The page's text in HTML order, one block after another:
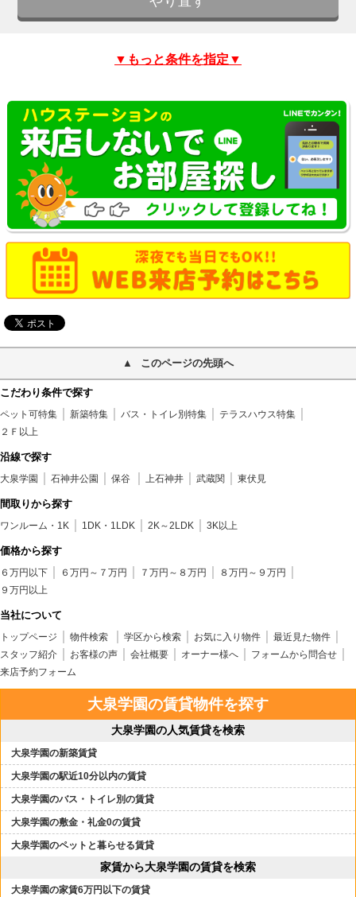
▼もっと条件を指定▼
このページの先頭へ
こだわり条件で探す
ペット可特集 新築特集 バス・トイレ別特集
テラスハウス特集
２Ｆ以上
沿線で探す
大泉学園 石神井公園 保谷 上石神井 武蔵関 東伏見
間取りから探す
ワンルーム・1K 1DK・1LDK 2K～2LDK 3K以上
価格から探す
６万円以下 ６万円～７万円 ７万円～８万円
８万円～９万円
９万円以上
当社について
トップページ 物件検索 学区から検索 お気に入り物件
最近見た物件
スタッフ紹介
お客様の声 会社概要 オーナー様へ
フォームから問合せ
来店予約フォーム
大泉学園の賃貸物件を探す
大泉学園の人気賃貸を検索
大泉学園の新築賃貸
大泉学園の駅近10分以内の賃貸
大泉学園のバス・トイレ別の賃貸
大泉学園の敷金・礼金0の賃貸
大泉学園のペットと暮らせる賃貸
家賃から大泉学園の賃貸を検索
大泉学園の家賃6万円以下の賃貸